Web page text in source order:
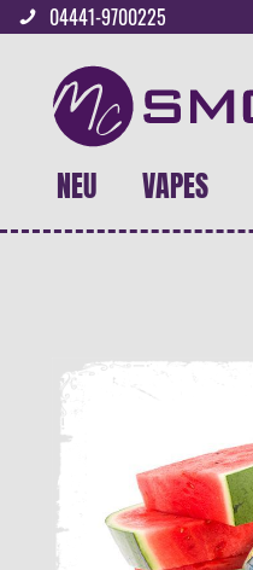
04441-9700225
NEU VAPES